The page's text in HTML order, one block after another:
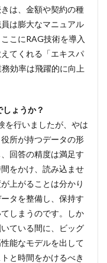
は、金額や契約の種
は膨大なマニュアル
こにRAG技術を導入
てくれる「エキスパ
効率は飛躍的に向上
ょうか？
を行いましたが、やは
所が持つデータの形
回答の精度は満足す
をかけ、読み込ませ
上がることは分かり
タを整備し、保持す
しまうのです。しか
ている間に、ビッグ
能なモデルを出して
と時間をかけるべき